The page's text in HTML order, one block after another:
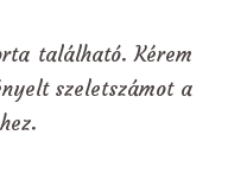
található. Kérem
szeletszámot a